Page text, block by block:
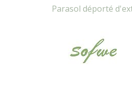
Parasol déporté